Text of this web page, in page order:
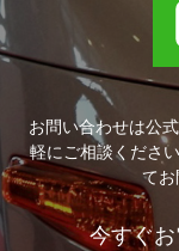
お問い合わせは公
軽にご相談くださ
てお
今すぐ